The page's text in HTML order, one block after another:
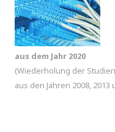
aus dem Jahr 2020
(Wiederholung der Studien
aus den Jahren 2008, 2013